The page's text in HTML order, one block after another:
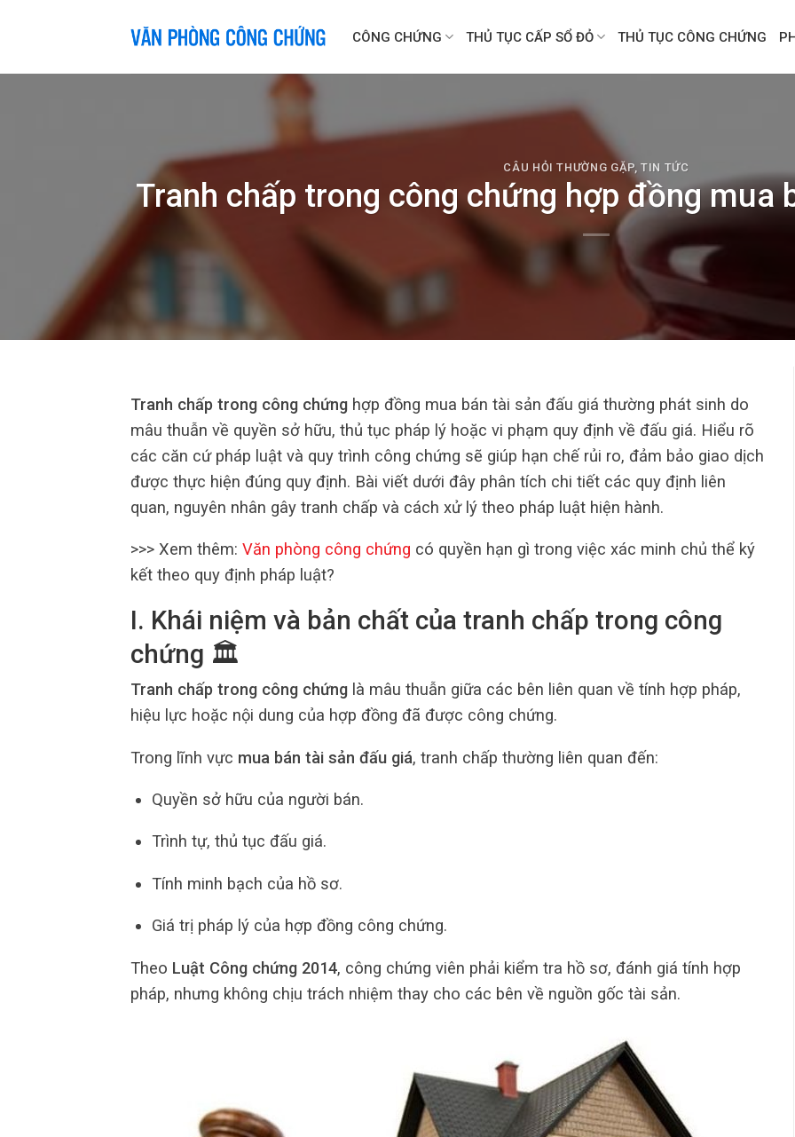
CÔNG CHỨNG THỦ TỤC CẤP SỔ ĐỎ THỦ TỤC CÔNG CHỨNG
CÂU HỎI THƯỜNG GẶP,TIN TỨC
Tranh chấp trong công chứng hợp đồng mua
Tranh chấp trong công chứng hợp đồng mua bán tài sản đấu giá thường phát sinh do
mâu thuẫn về quyền sở hữu, thủ tục pháp lý hoặc vi phạm quy định về đấu giá. Hiểu rõ
các căn cứ pháp luật và quy trình công chứng sẽ giúp hạn chế rủi ro, đảm bảo giao dịch
được thực hiện đúng quy định. Bài viết dưới đây phân tích chi tiết các quy định liên
quan, nguyên nhân gây tranh chấp và cách xử lý theo pháp luật hiện hành.
>>> Xem thêm: Văn phòng công chứng có quyền hạn gì trong việc xác minh chủ thể ký
kết theo quy định pháp luật?
I. Khái niệm và bản chất của tranh chấp trong công
chứng 🏛️
Tranh chấp trong công chứng là mâu thuẫn giữa các bên liên quan về tính hợp pháp,
hiệu lực hoặc nội dung của hợp đồng đã được công chứng.
Trong lĩnh vực mua bán tài sản đấu giá, tranh chấp thường liên quan đến:
Quyền sở hữu của người bán.
Trình tự, thủ tục đấu giá.
Tính minh bạch của hồ sơ.
Giá trị pháp lý của hợp đồng công chứng.
Theo Luật Công chứng 2014, công chứng viên phải kiểm tra hồ sơ, đánh giá tính hợp
pháp, nhưng không chịu trách nhiệm thay cho các bên về nguồn gốc tài sản.